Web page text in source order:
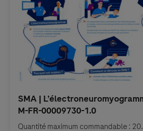
Quantité maximum commandable : 20.